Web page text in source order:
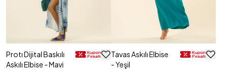
Protı Dijital Baskılı
Askılı Elbise - Mavi
Tavas Askılı Elbise
- Yeşil